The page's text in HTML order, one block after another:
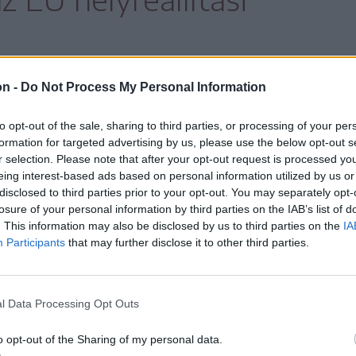
- Do Not Process My Personal Information
opt-out of the sale, sharing to third parties, or processing of your
for targeted advertising by us, please use the below opt-out
selection. Please note that after your opt-out request is processed
interest-based ads based on personal information utilized by us
to third parties prior to your opt-out. You may separately
of your personal information by third parties on the IAB’s list of
This information may also be disclosed by us to third parties on the
Participants that may further disclose it to other third parties.
Data Processing Opt Outs
opt-out of the Sharing of my personal data.
kórházak építésére, modernizálására és
amelyeknek megvalósítási stádiuma
áthelyezzük az EU egészségügyi
térítendő finanszírozásra jogosult
a miniszterelnök.
projekt a következő:
kórház új székhelyének megépítése;